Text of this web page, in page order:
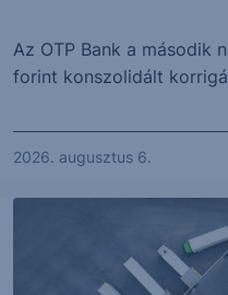
Az OTP Bank a második
forint konszolidált
2026. augusztus 6.